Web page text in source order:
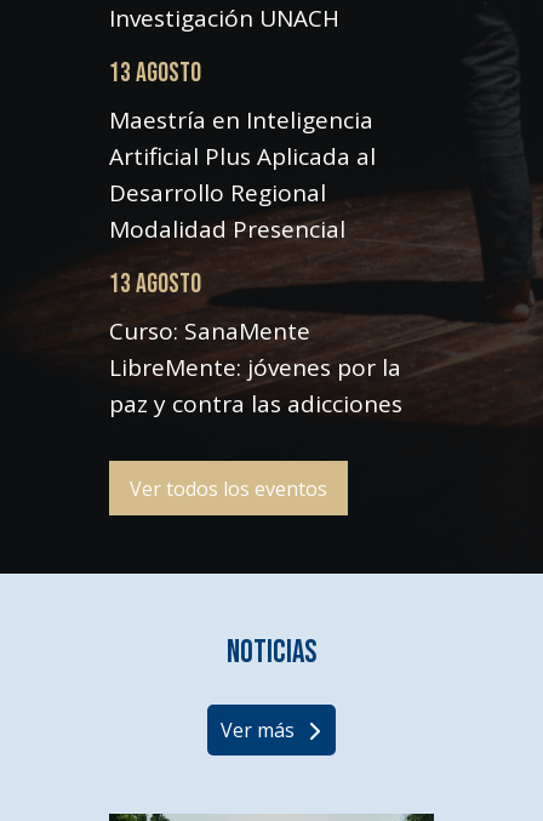
Investigación UNACH
13 AGOSTO
Maestría en Inteligencia
Artificial Plus Aplicada al
Desarrollo Regional
Modalidad Presencial
13 AGOSTO
Curso: SanaMente
LibreMente: jóvenes por la
paz y contra las adicciones
Ver todos los eventos
Noticias
Ver más